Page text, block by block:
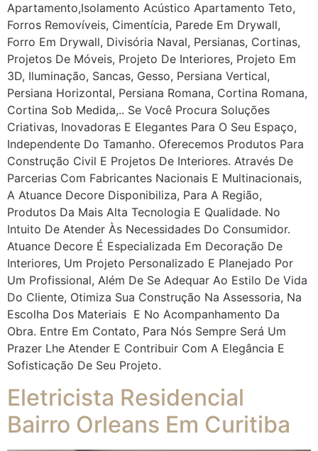
Apartamento,Isolamento Acústico Apartamento Teto,
Forros Removíveis, Cimentícia, Parede Em Drywall,
Forro Em Drywall, Divisória Naval, Persianas, Cortinas,
Projetos De Móveis, Projeto De Interiores, Projeto Em
3D, Iluminação, Sancas, Gesso, Persiana Vertical,
Persiana Horizontal, Persiana Romana, Cortina Romana,
Cortina Sob Medida,.. Se Você Procura Soluções
Criativas, Inovadoras E Elegantes Para O Seu Espaço,
Independente Do Tamanho. Oferecemos Produtos Para
Construção Civil E Projetos De Interiores. Através De
Parcerias Com Fabricantes Nacionais E Multinacionais,
A Atuance Decore Disponibiliza, Para A Região,
Produtos Da Mais Alta Tecnologia E Qualidade. No
Intuito De Atender Às Necessidades Do Consumidor.
Atuance Decore É Especializada Em Decoração De
Interiores, Um Projeto Personalizado E Planejado Por
Um Profissional, Além De Se Adequar Ao Estilo De Vida
Do Cliente, Otimiza Sua Construção Na Assessoria, Na
Escolha Dos Materiais E No Acompanhamento Da
Obra. Entre Em Contato, Para Nós Sempre Será Um
Prazer Lhe Atender E Contribuir Com A Elegância E
Sofisticação De Seu Projeto.
Eletricista Residencial
Bairro Orleans Em Curitiba